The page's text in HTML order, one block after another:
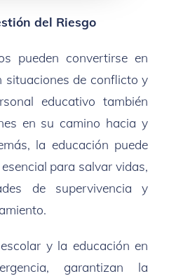
del Riesgo
pueden convertirse en
situaciones de conflicto y
educativo también
en su camino hacia y
la educación puede
para salvar vidas,
de supervivencia y
y la educación en
garantizan la